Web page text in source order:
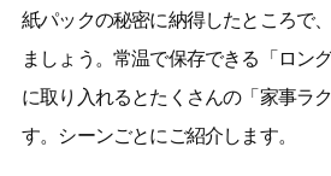
紙パックの秘密に納得したところで
ましょう。常温で保存できる「ロン
に取り入れるとたくさんの「家事ラ
す。シーンごとにご紹介します。